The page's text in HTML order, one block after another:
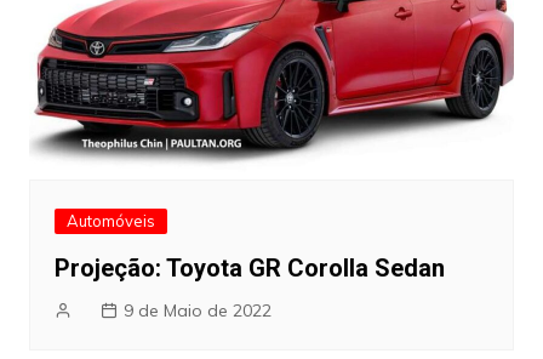
Automóveis
Projeção: Toyota GR Corolla Sedan
9 de Maio de 2022